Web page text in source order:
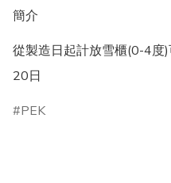
簡介
從製造日起計放雪櫃(0-4
20日
PEK